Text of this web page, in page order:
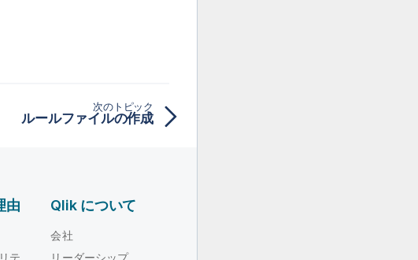
次のトピック
ルールファイルの作成
由
テ
Qlik について
会社
リーダーシップ